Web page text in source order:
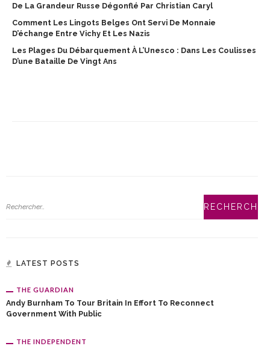
De La Grandeur Russe Dégonflé Par Christian Caryl
Comment Les Lingots Belges Ont Servi De Monnaie
D’échange Entre Vichy Et Les Nazis
Les Plages Du Débarquement À L’Unesco : Dans Les Coulisses
D’une Bataille De Vingt Ans
LATEST POSTS
THE GUARDIAN
Andy Burnham To Tour Britain In Effort To Reconnect
Government With Public
THE INDEPENDENT